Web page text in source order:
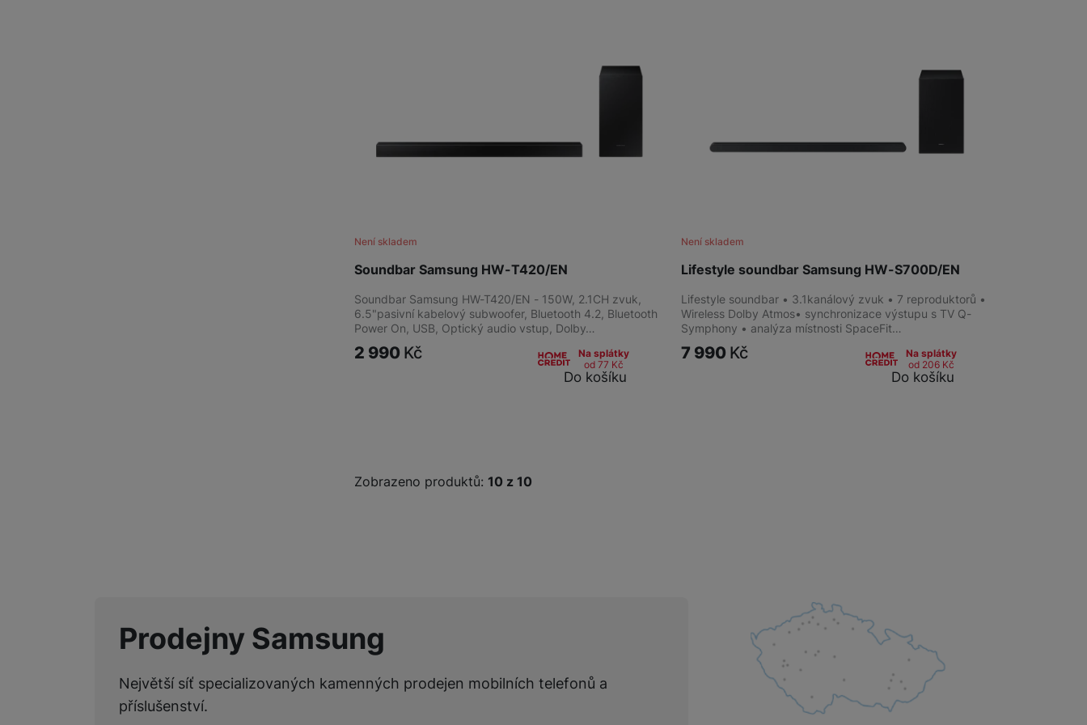
Soundbar Samsung HW-T420/EN
Není skladem
Soundbar Samsung HW-T420/EN - 150W, 2.1CH zvuk,
6.5"pasivní kabelový subwoofer, Bluetooth 4.2, Bluetooth
Power On, USB, Optický audio vstup, Dolby…
2 990 Kč
Na splátky
od 77 Kč
Do košíku
Lifestyle soundbar Samsung HW-S700D/EN
Není skladem
Lifestyle soundbar • 3.1kanálový zvuk • 7 reproduktorů •
Wireless Dolby Atmos• synchronizace výstupu s TV Q-
Symphony • analýza místnosti SpaceFit…
7 990 Kč
Na splátky
od 206 Kč
Do košíku
Zobrazeno produktů: z 10
Prodejny Samsung
Největší síť specializovaných kamenných prodejen mobilních telefonů a
příslušenství.